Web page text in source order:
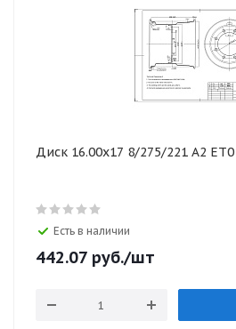
Диск 16.00х17 8/275/221 А2
Есть в наличии
442.07 руб./шт